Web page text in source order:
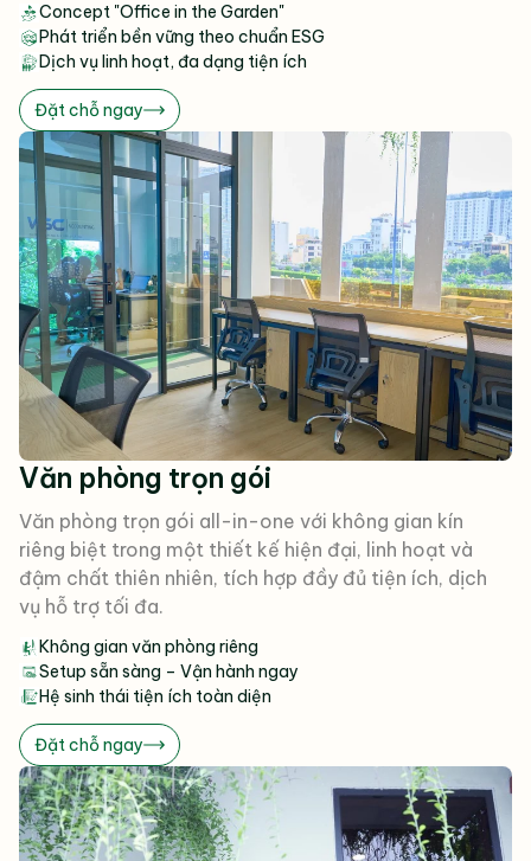
Concept "Office in the Garden"
Phát triển bền vững theo chuẩn ESG
Dịch vụ linh hoạt, đa dạng tiện ích
Đặt chỗ ngay
Văn phòng trọn gói
Văn phòng trọn gói all-in-one với không gian kín
riêng biệt trong một thiết kế hiện đại, linh hoạt và
đậm chất thiên nhiên, tích hợp đầy đủ tiện ích, dịch
vụ hỗ trợ tối đa.
Không gian văn phòng riêng
Setup sẵn sàng – Vận hành ngay
Hệ sinh thái tiện ích toàn diện
Đặt chỗ ngay